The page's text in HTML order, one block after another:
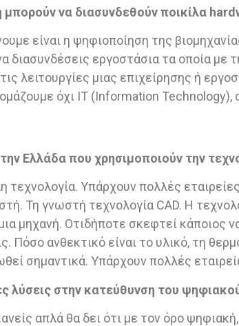
να διασυνδεθούν ποικίλα
είναι η ψηφιοποίηση της
διασυνδέσεις εργοστάσια τα οποία
λειτουργίες μιας επιχείρησης ή
όχι IT (Information Technology),
Ελλάδα που χρησιμοποιούν την
τεχνολογία. Υπάρχουν πολλές
Τη γνωστή τεχνολογία CAD. Η
μηχανή. Οτιδήποτε σκεφτεί κάποιος
Πόσο ανθεκτικό είναι το υλικό, τη
σημαντικά. Υπάρχουν πολλές
λύσεις στην κατεύθυνση του
απλά θα δει ότι με τον όρο